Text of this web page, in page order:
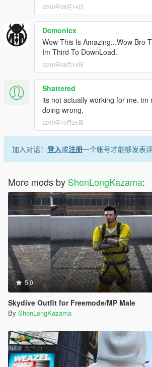
2016年08月14日
Demonicx
Wow This Is Amazing...Wow Bro
Im Third To DownLoad.
2016年08月14日
Shattered
its not actually working for me. im
doing wrong.
2019年10月25日
加入对话！ 登入或注册一个帐号才能够发表评
More mods by ShenLongKazama:
5.0
Skydive Outfit for Freemode/MP Male
By ShenLongKazama